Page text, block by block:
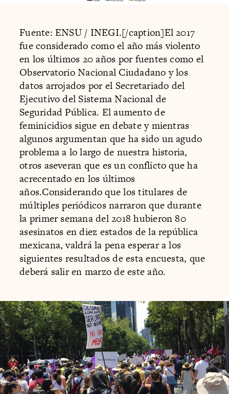
Fuente: ENSU / INEGI.[/caption]El 2017
fue considerado como el año más violento
en los últimos 20 años por fuentes como el
Observatorio Nacional Ciudadano y los
datos arrojados por el Secretariado del
Ejecutivo del Sistema Nacional de
Seguridad Pública. El aumento de
feminicidios sigue en debate y mientras
algunos argumentan que ha sido un agudo
problema a lo largo de nuestra historia,
otros aseveran que es un conflicto que ha
acrecentado en los últimos
años.Considerando que los titulares de
múltiples periódicos narraron que durante
la primer semana del 2018 hubieron 80
asesinatos en diez estados de la república
mexicana, valdrá la pena esperar a los
siguientes resultados de esta encuesta, que
deberá salir en marzo de este año.